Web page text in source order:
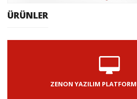
ÜRÜNLER
ZENON YAZILIM